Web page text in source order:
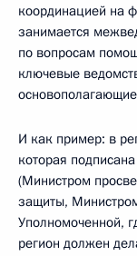
координацией на
занимается
по вопросам
ключевые
И как пример: в
которая
(Министром
защиты,
Уполномоченной,
регион должен